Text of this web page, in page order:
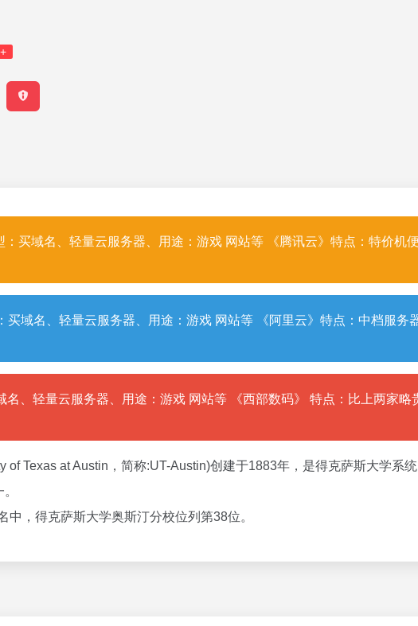
：买域名、轻量云服务器、用途：游戏 网站等 《腾讯云》特点：特价机
买域名、轻量云服务器、用途：游戏 网站等 《阿里云》特点：中档服务
名、轻量云服务器、用途：游戏 网站等 《西部数码》 特点：比上两家略
of Texas at Austin，简称:UT-Austin)创建于1883年，是得克萨斯大学系
，得克萨斯大学奥斯汀分校位列第38位。